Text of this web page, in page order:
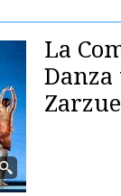
La